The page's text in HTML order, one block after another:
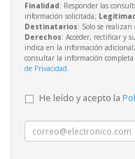
Finalidad: Responder las
información solicitada;
Destinatarios: Solo se realizan
Derechos: Acceder, rectificar y
indica en la información adicional;
consultar la información
de Privacidad.
He leído y acepto la